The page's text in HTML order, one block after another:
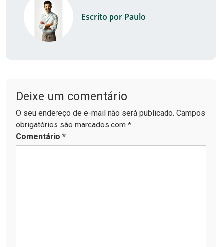
Escrito por Paulo
Deixe um comentário
O seu endereço de e-mail não será publicado. Campos
obrigatórios são marcados com *
Comentário *